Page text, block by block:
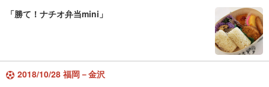
「勝て！ナチオ弁当mini」
2018/10/28 福岡－金沢